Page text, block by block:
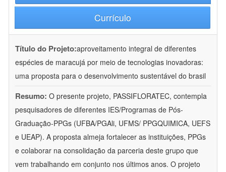
Currículo
Título do Projeto:aproveitamento integral de diferentes
espécies de maracujá por meio de tecnologias inovadoras:
uma proposta para o desenvolvimento sustentável do brasil
Resumo: O presente projeto, PASSIFLORATEC, contempla
pesquisadores de diferentes IES/Programas de Pós-
Graduação-PPGs (UFBA/PGAli, UFMS/ PPGQUIMICA, UEFS
e UEAP). A proposta almeja fortalecer as instituições, PPGs
e colaborar na consolidação da parceria deste grupo que
vem trabalhando em conjunto nos últimos anos. O projeto